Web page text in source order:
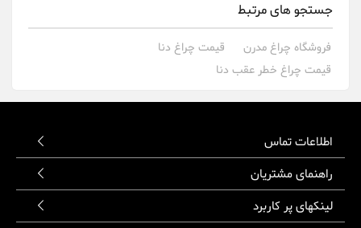
جستجو های مرتبط
فروشگاه چراغ مدرن
قیمت چراغ دنا
قیمت چراغ خطر عقب دنا
اطلاعات تماس
راهنمای مشتریان
لینکهای پر کاربرد